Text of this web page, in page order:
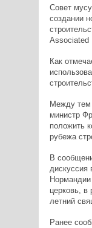
Совет
создании
Associated
Как
Между тем
министр
положить
рубежа
В
дискуссия
церковь, в
летний
Ранее